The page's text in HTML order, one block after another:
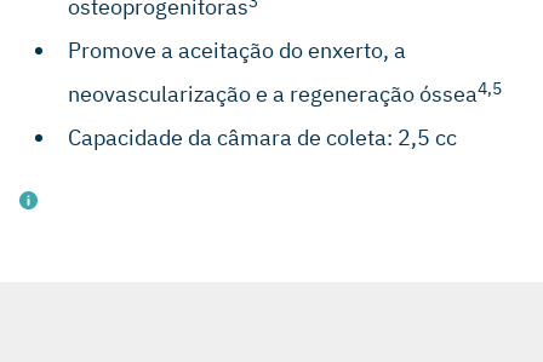
osteoprogenitoras
Promove a aceitação do enxerto, a
neovascularização e a regeneração óssea4,5
Capacidade da câmara de coleta: 2,5 cc